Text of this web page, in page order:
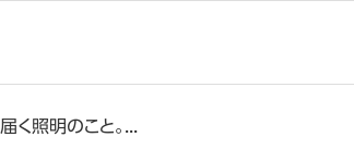
照明のこと。...